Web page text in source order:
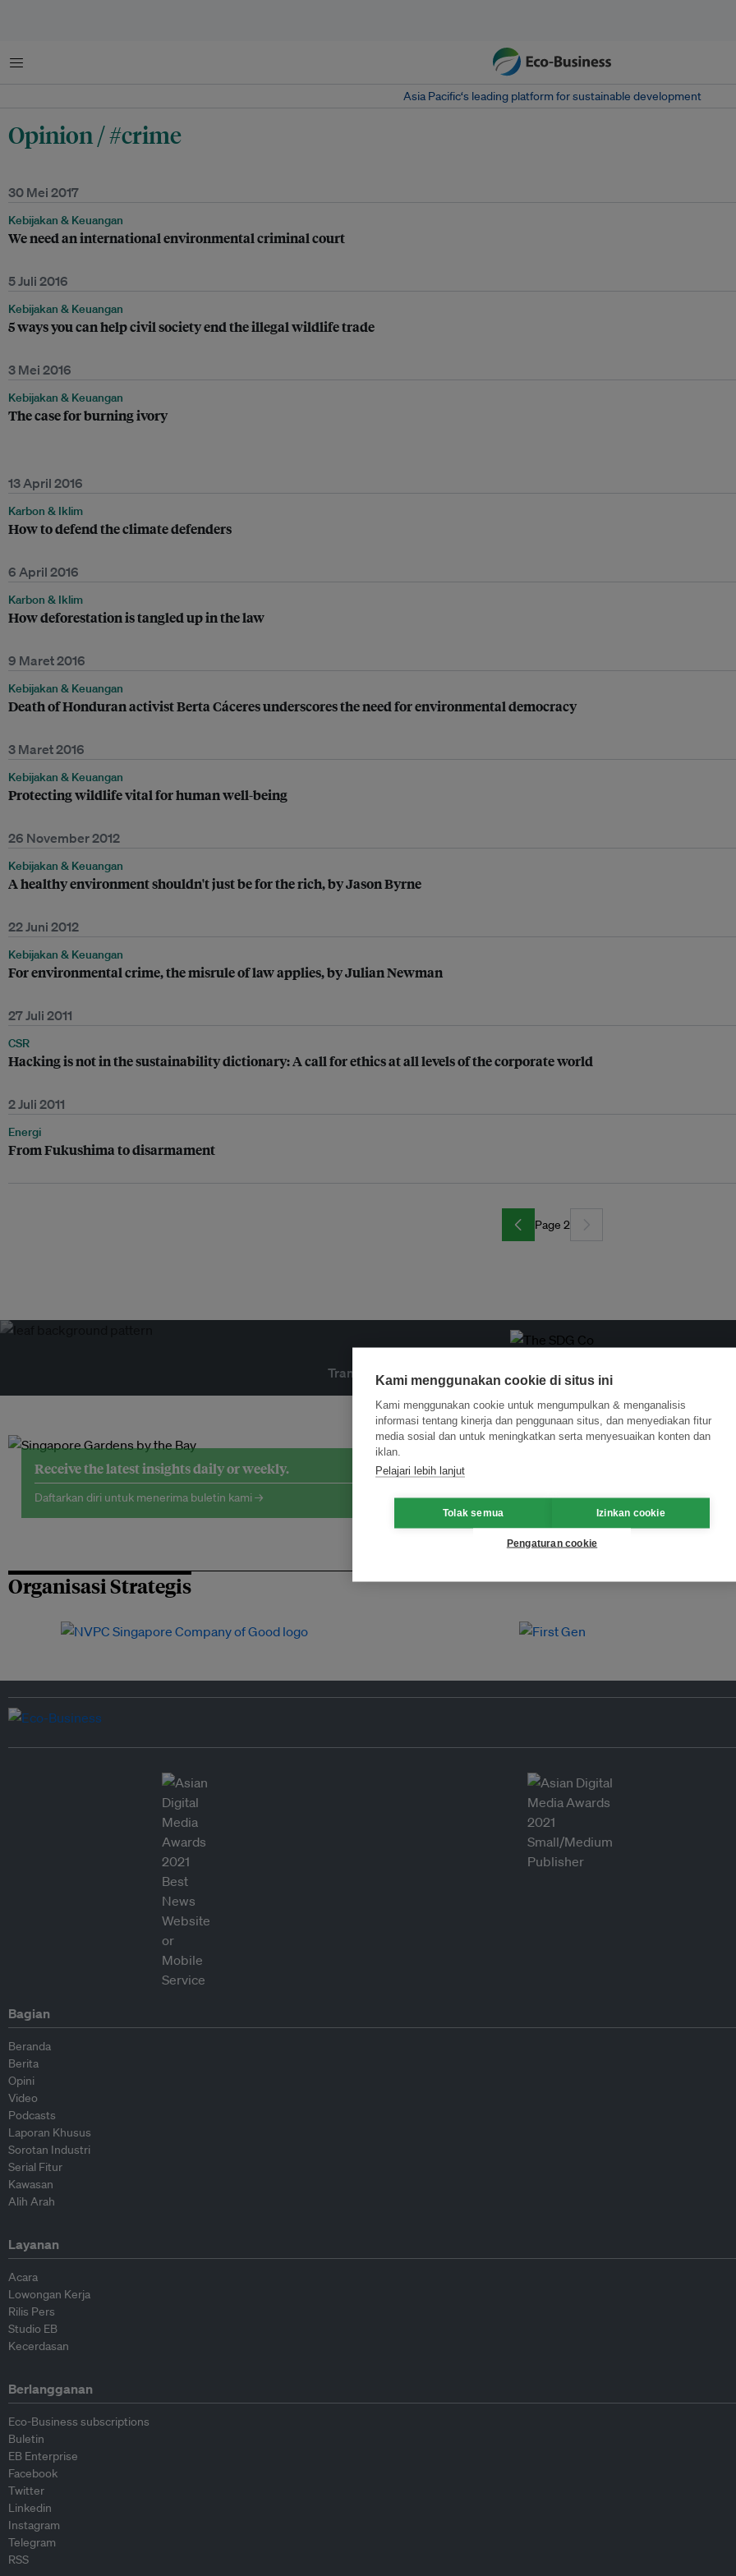
Menu
Asia Pacific‘s leading platform for sustainable development
Opinion / #crime
30 Mei 2017
Kebijakan & Keuangan
We need an international environmental criminal court
5 Juli 2016
Kebijakan & Keuangan
5 ways you can help civil society end the illegal wildlife trade
3 Mei 2016
Kebijakan & Keuangan
The case for burning ivory
13 April 2016
Karbon & Iklim
How to defend the climate defenders
6 April 2016
Karbon & Iklim
How deforestation is tangled up in the law
9 Maret 2016
Kebijakan & Keuangan
Death of Honduran activist Berta Cáceres underscores the need for environmental democracy
3 Maret 2016
Kebijakan & Keuangan
Protecting wildlife vital for human well-being
26 November 2012
Kebijakan & Keuangan
A healthy environment shouldn't just be for the rich, by Jason Byrne
22 Juni 2012
Kebijakan & Keuangan
For environmental crime, the misrule of law applies, by Julian Newman
27 Juli 2011
CSR
Hacking is not in the sustainability dictionary: A call for ethics at all levels of the corporate world
2 Juli 2011
Energi
From Fukushima to disarmament
Page 2
Transformasi Inovasi untuk Keberlanjutan Gabung dengan
Receive the latest insights daily or weekly.
Daftarkan diri untuk menerima buletin kami →
Organisasi Strategis
Bagian
Beranda
Berita
Opini
Video
Podcasts
Laporan Khusus
Sorotan Industri
Serial Fitur
Kawasan
Alih Arah
Layanan
Acara
Lowongan Kerja
Rilis Pers
Studio EB
Kecerdasan
Berlangganan
Eco-Business subscriptions
Buletin
EB Enterprise
Facebook
Twitter
Linkedin
Instagram
Telegram
RSS
Kami menggunakan cookie di situs ini
Kami menggunakan cookie untuk mengumpulkan & menganalisis
informasi tentang kinerja dan penggunaan situs, dan menyediakan fitur
media sosial dan untuk meningkatkan serta menyesuaikan konten dan
iklan.
Pelajari lebih lanjut
Tolak semua Izinkan cookie
Pengaturan cookie